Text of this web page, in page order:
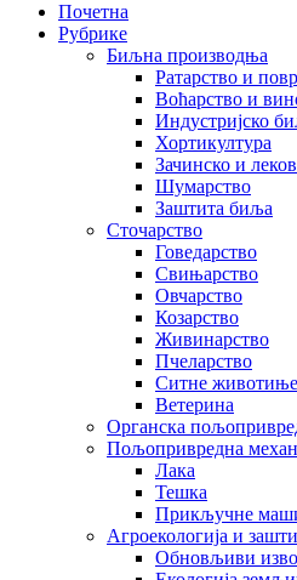
Почетна
Рубрике
Биљна производња
Ратарство и
Воћарство и
Индустријско
Хортикултура
Зачинско и
Шумарство
Заштита биља
Сточарство
Говедарство
Свињарство
Овчарство
Козарство
Живинарство
Пчеларство
Ситне животиње
Ветерина
Органска
Пољопривредна
Лака
Тешка
Прикључне
Агроекологија и
Обновљиви